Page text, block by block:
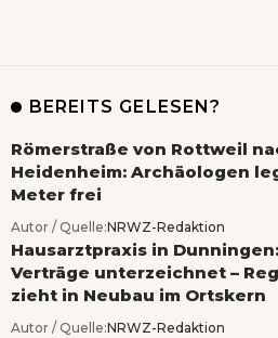
BEREITS GELESEN?
Römerstraße von Rottweil
Heidenheim: Archäologen
Meter frei
Autor / Quelle:NRWZ-Redaktion
Hausarztpraxis in Dunningen:
Verträge unterzeichnet –
zieht in Neubau im Ortskern
Autor / Quelle:NRWZ-Redaktion